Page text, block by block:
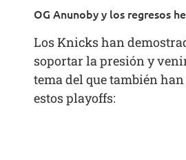
OG Anunoby y los regresos
Los Knicks han
soportar la presión y
tema del que también
estos playoffs: